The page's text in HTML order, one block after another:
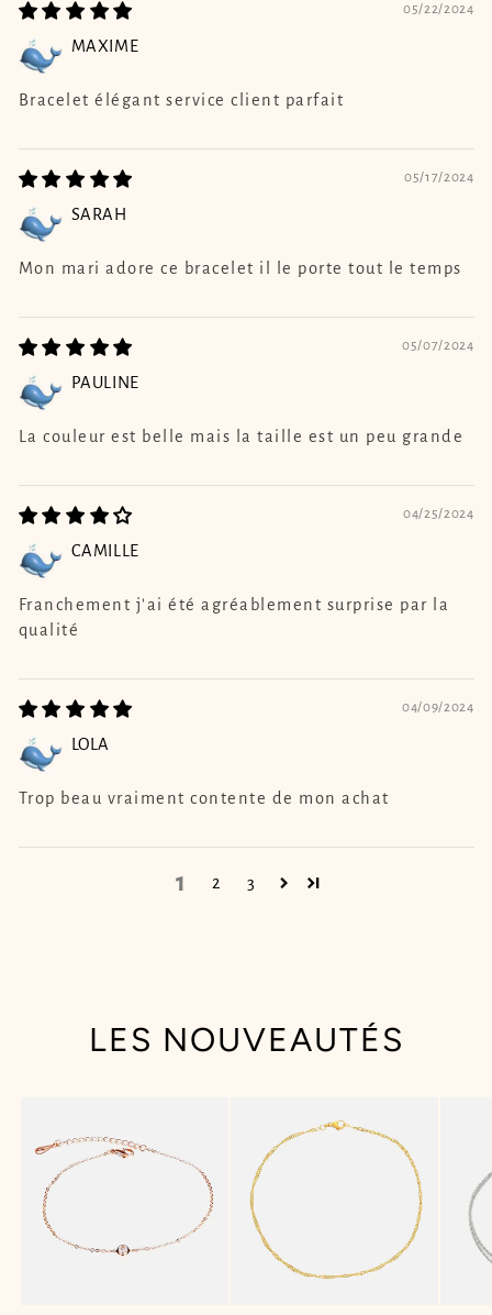
05/22/2024
MAXIME
Bracelet élégant service client parfait
05/17/2024
SARAH
Mon mari adore ce bracelet il le porte tout le temps
05/07/2024
PAULINE
La couleur est belle mais la taille est un peu grande
04/25/2024
CAMILLE
Franchement j'ai été agréablement surprise par la
qualité
04/09/2024
LOLA
Trop beau vraiment contente de mon achat
1 2 3
LES NOUVEAUTÉS